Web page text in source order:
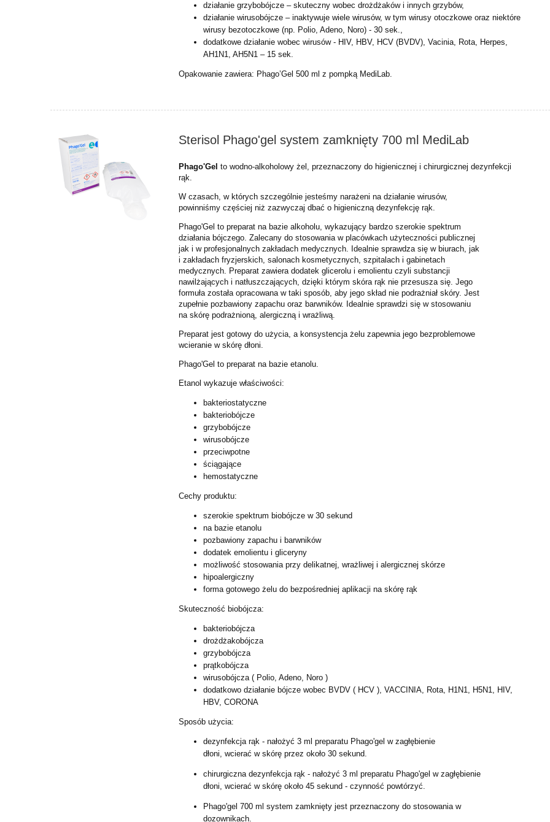
działanie grzybobójcze – skuteczny wobec drożdżaków i innych grzybów,
działanie wirusobójcze – inaktywuje wiele wirusów, w tym wirusy otoczkowe oraz niektóre
wirusy bezotoczkowe (np. Polio, Adeno, Noro) - 30 sek.,
dodatkowe działanie wobec wirusów - HIV, HBV, HCV (BVDV), Vacinia, Rota, Herpes,
AH1N1, AH5N1 – 15 sek.
Opakowanie zawiera: Phago’Gel 500 ml z pompką MediLab.
Sterisol Phago'gel system zamknięty 700 ml MediLab
Phago'Gel to wodno-alkoholowy żel, przeznaczony do higienicznej ichirurgicznej dezynfekcji
rąk.
W czasach, w których szczególnie jesteśmy narażeni na działanie wirusów,
powinniśmy częściej niż zazwyczaj dbać o higieniczną dezynfekcję rąk.
Phago'Gel to preparat na bazie alkoholu, wykazujący bardzo szerokie spektrum
działania bójczego. Zalecany do stosowania w placówkach użyteczności publicznej
jak i w profesjonalnych zakładach medycznych. Idealnie sprawdza się w biurach, jak
i zakładach fryzjerskich, salonach kosmetycznych, szpitalach i gabinetach
medycznych. Preparat zawiera dodatek glicerolu i emolientu czyli substancji
nawilżających i natłuszczających, dzięki którym skóra rąk nie przesusza się. Jego
formuła została opracowana w taki sposób, aby jego skład nie podrażniał skóry. Jest
zupełnie pozbawiony zapachu oraz barwników. Idealnie sprawdzi się w stosowaniu
na skórę podrażnioną, alergiczną i wrażliwą.
Preparat jest gotowy do użycia, a konsystencja żelu zapewnia jego bezproblemowe
wcieranie w skórę dłoni.
Phago'Gel to preparat na bazie etanolu.
Etanol wykazuje właściwości:
bakteriostatyczne
bakteriobójcze
grzybobójcze
wirusobójcze
przeciwpotne
ściągające
hemostatyczne
Cechy produktu:
szerokie spektrum biobójcze w 30 sekund
na bazie etanolu
pozbawiony zapachu i barwników
dodatek emolientu i gliceryny
możliwość stosowania przy delikatnej, wrażliwej i alergicznej skórze
hipoalergiczny
forma gotowego żelu do bezpośredniej aplikacji na skórę rąk
Skuteczność biobójcza:
bakteriobójcza
drożdżakobójcza
grzybobójcza
prątkobójcza
wirusobójcza ( Polio, Adeno, Noro )
dodatkowo działanie bójcze wobec BVDV ( HCV ), VACCINIA, Rota, H1N1, H5N1, HIV,
HBV, CORONA
Sposób użycia:
dezynfekcja rąk - nałożyć 3 ml preparatu Phago'gel w zagłębienie
dłoni, wcierać w skórę przez około 30 sekund.
chirurgiczna dezynfekcja rąk - nałożyć 3 ml preparatu Phago'gel w zagłębienie
dłoni, wcierać w skórę około 45 sekund - czynność powtórzyć.
Phago'gel 700 ml system zamknięty jest przeznaczony do stosowania w
dozownikach.